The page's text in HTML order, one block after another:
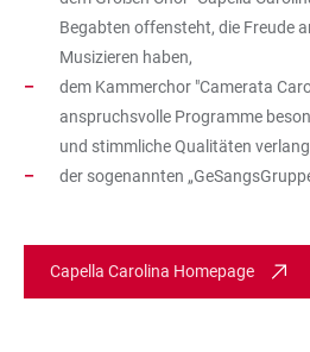
Begabten offensteht, die Freude
Musizieren haben,
dem Kammerchor "Camerata
anspruchsvolle Programme
und stimmliche Qualitäten
der sogenannten
Capella Carolina Homepage